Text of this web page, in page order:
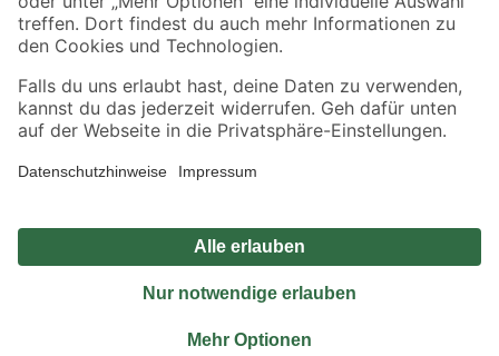
Alle Preisangaben in EUR inkl. gesetzl. MwSt.. Die dargestellten Angebote sind unter
Umständen nicht in allen Märkten verfügbar. Die angegebenen Verfügbarkeiten beziehen
Produkte nur solange der Vorrat reicht.
*Paketversand ab 59 € versandkostenfrei, gilt nicht für Artikel mit Speditionsversand, hier
Privatsphäre Impressum
Nutzungsbedingungen
Widerrufsrecht
Vertrag widerrufen
© 2026 toom Baumarkt GmbH